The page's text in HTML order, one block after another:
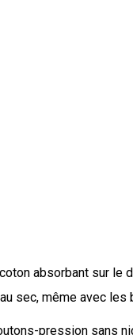
absorbant sur
sec, même avec
pression sans